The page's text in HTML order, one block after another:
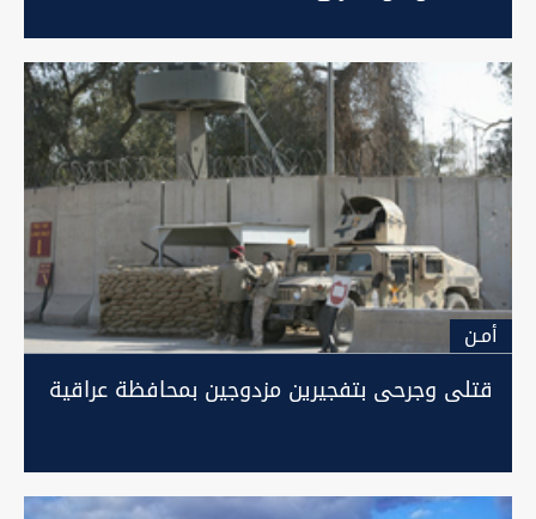
أمـن
قتلى وجرحى بتفجيرين مزدوجين بمحافظة عراقية